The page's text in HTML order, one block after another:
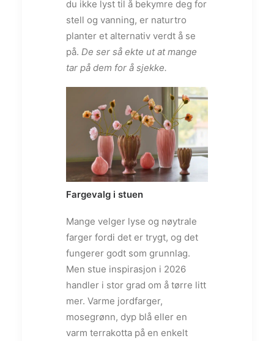
du ikke lyst til å bekymre deg for
stell og vanning, er naturtro
planter et alternativ verdt å se
på. De ser så ekte ut at mange
tar på dem for å sjekke.
Fargevalg i stuen
Mange velger lyse og nøytrale
farger fordi det er trygt, og det
fungerer godt som grunnlag.
Men stue inspirasjon i 2026
handler i stor grad om å tørre litt
mer. Varme jordfarger,
mosegrønn, dyp blå eller en
varm terrakotta på en enkelt